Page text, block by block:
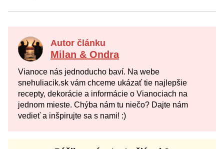
Autor článku
Milan & Ondra
Vianoce nás jednoducho baví. Na webe
snehuliacik.sk vám chceme ukázať tie najlepšie
recepty, dekorácie a informácie o Vianociach na
jednom mieste. Chýba nám tu niečo? Dajte nám
vedieť a inšpirujte sa s nami! :)